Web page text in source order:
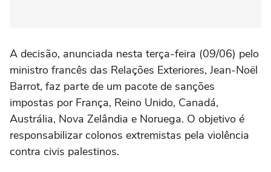
A decisão, anunciada nesta terça-feira (09/06) pelo
ministro francês das Relações Exteriores, Jean-Noël
Barrot, faz parte de um pacote de sanções
impostas por França, Reino Unido, Canadá,
Austrália, Nova Zelândia e Noruega. O objetivo é
responsabilizar colonos extremistas pela violência
contra civis palestinos.